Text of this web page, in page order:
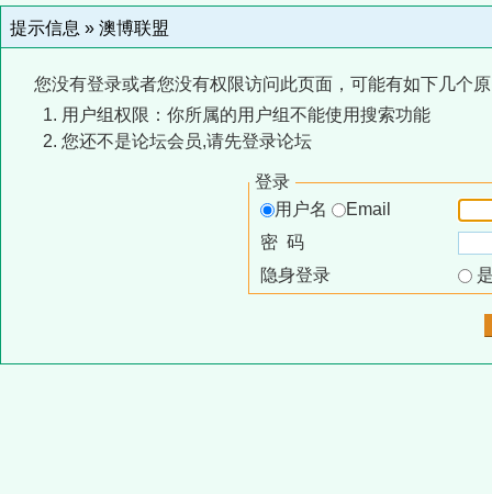
提示信息 » 澳博联盟
您没有登录或者您没有权限访问此页面，可能有如下几个
用户组权限：你所属的用户组不能使用搜索功能
您还不是论坛会员,请先登录论坛
登录
用户名
Email
密 码
隐身登录